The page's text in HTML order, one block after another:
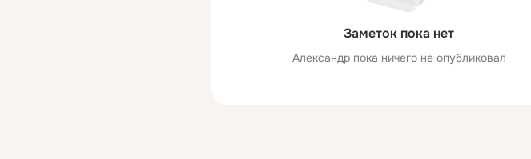
Заметок пока нет
Александр пока ничего не опубликовал